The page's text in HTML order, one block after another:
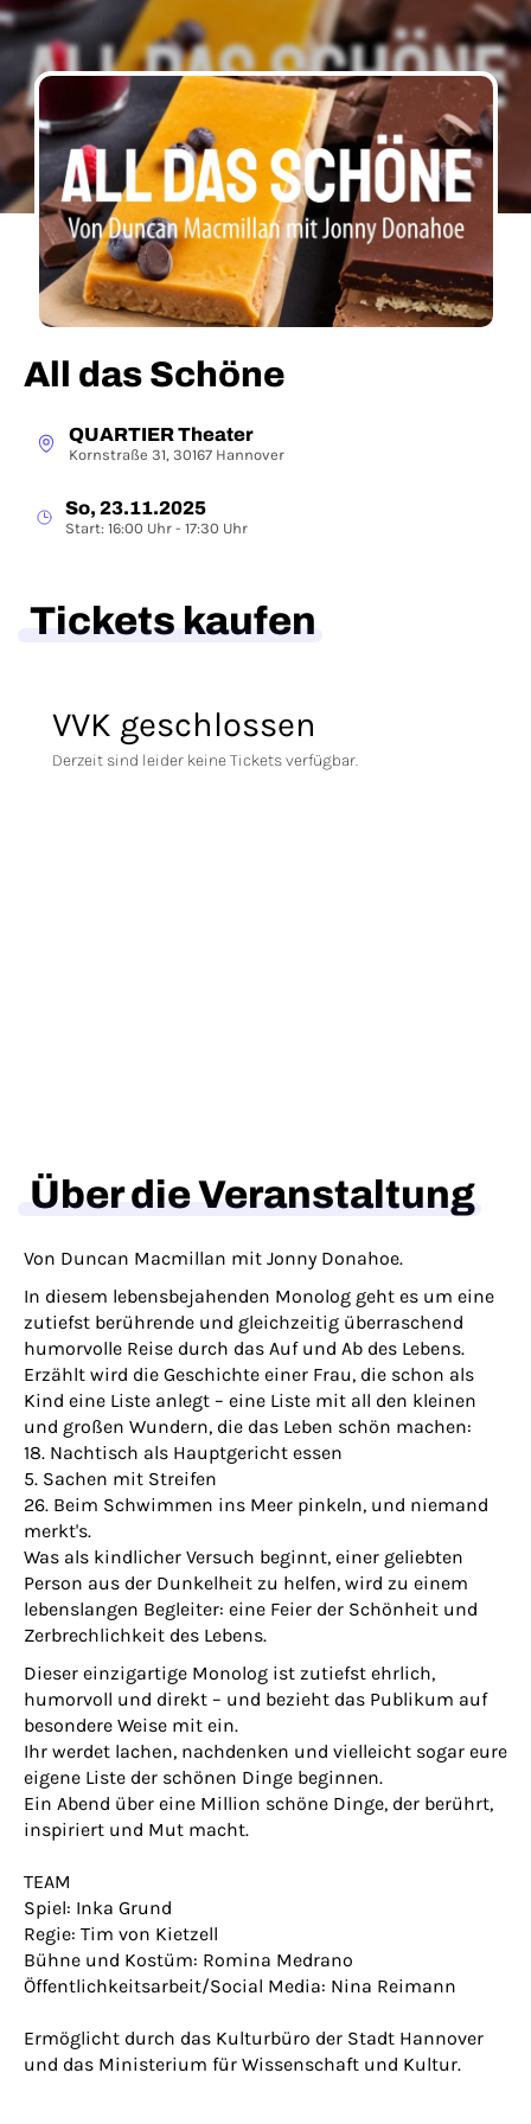
All das Schöne
QUARTIER Theater
Kornstraße 31, 30167 Hannover
So, 23.11.2025
Start: 16:00 Uhr - 17:30 Uhr
Tickets kaufen
VVK geschlossen
Derzeit sind leider keine Tickets verfügbar.
Über die Veranstaltung
Von Duncan Macmillan mit Jonny Donahoe.
In diesem lebensbejahenden Monolog geht es um eine
zutiefst berührende und gleichzeitig überraschend
humorvolle Reise durch das Auf und Ab des Lebens.
Erzählt wird die Geschichte einer Frau, die schon als
Kind eine Liste anlegt – eine Liste mit all den kleinen
und großen Wundern, die das Leben schön machen:
18. Nachtisch als Hauptgericht essen
5. Sachen mit Streifen
26. Beim Schwimmen ins Meer pinkeln, und niemand
merkt's.
Was als kindlicher Versuch beginnt, einer geliebten
Person aus der Dunkelheit zu helfen, wird zu einem
lebenslangen Begleiter: eine Feier der Schönheit und
Zerbrechlichkeit des Lebens.
Dieser einzigartige Monolog ist zutiefst ehrlich,
humorvoll und direkt – und bezieht das Publikum auf
besondere Weise mit ein.
Ihr werdet lachen, nachdenken und vielleicht sogar eure
eigene Liste der schönen Dinge beginnen.
Ein Abend über eine Million schöne Dinge, der berührt,
inspiriert und Mut macht.
TEAM
Spiel: Inka Grund
Regie: Tim von Kietzell
Bühne und Kostüm: Romina Medrano
Öffentlichkeitsarbeit/Social Media: Nina Reimann
Ermöglicht durch das Kulturbüro der Stadt Hannover
und das Ministerium für Wissenschaft und Kultur.